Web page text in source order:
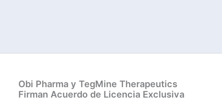
Obi Pharma y TegMine Therapeutics
Firman Acuerdo de Licencia Exclusiva